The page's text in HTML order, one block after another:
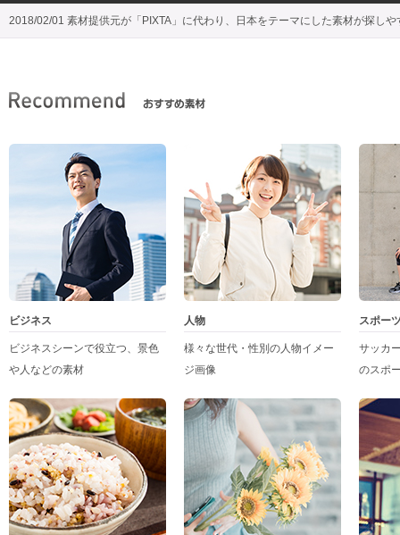
2018/02/01 素材提供元が「PIXTA」に代わり、日本をテーマにした素材が探しや
ビジネス
ビジネスシーンで役立つ、景色
や人などの素材
人物
様々な世代・性別の人物イメー
ジ画像
スポー
サッカ
のスポ